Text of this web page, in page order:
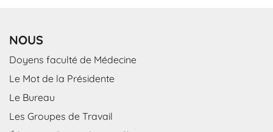
NOUS
Doyens faculté de Médecine
Le Mot de la Présidente
Le Bureau
Les Groupes de Travail